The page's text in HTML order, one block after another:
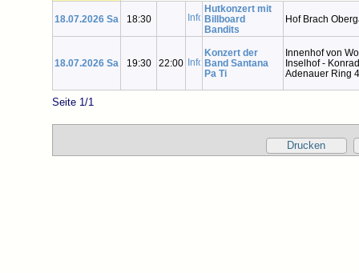
18.07.2026 Sa 18:30
Hutkonzert mit
Billboard
Bandits
Hof Brach
18.07.2026 Sa 19:30 22:00
Konzert der
Band Santana
Pa Ti
Innenhof von
Inselhof - Konrad
Adenauer Ring
Seite 1/1
Drucken